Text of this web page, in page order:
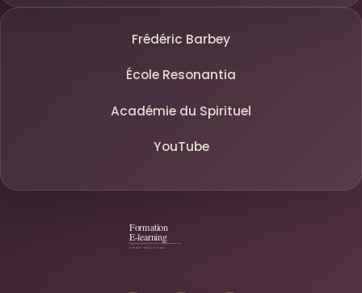
Frédéric Barbey
École Resonantia
Académie du Spirituel
YouTube